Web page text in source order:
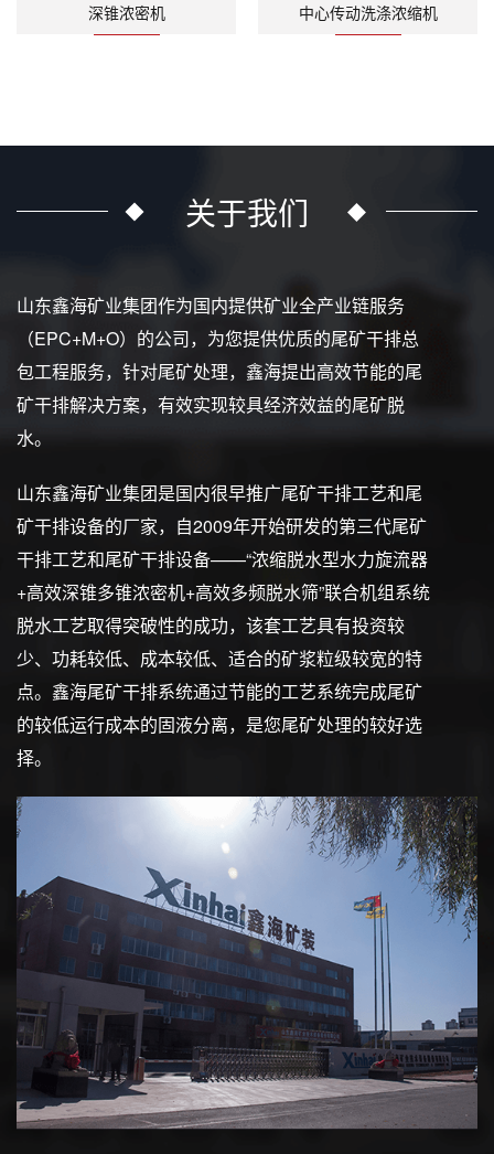
深锥浓密机 中心传动洗涤浓缩机
关于我们
山东鑫海矿业集团作为国内提供矿业全产业链服务
（EPC+M+O）的公司，为您提供优质的尾矿干排总
包工程服务，针对尾矿处理，鑫海提出高效节能的尾
矿干排解决方案，有效实现较具经济效益的尾矿脱
水。
山东鑫海矿业集团是国内很早推广尾矿干排工艺和尾
矿干排设备的厂家，自2009年开始研发的第三代尾矿
干排工艺和尾矿干排设备——“浓缩脱水型水力旋流器
+高效深锥多锥浓密机+高效多频脱水筛”联合机组系统
脱水工艺取得突破性的成功，该套工艺具有投资较
少、功耗较低、成本较低、适合的矿浆粒级较宽的特
点。鑫海尾矿干排系统通过节能的工艺系统完成尾矿
的较低运行成本的固液分离，是您尾矿处理的较好选
择。